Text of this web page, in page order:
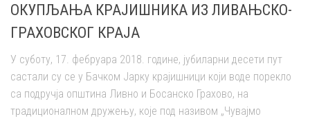
ОКУПЉАЊА КРАЈИШНИКА ИЗ ЛИВАЊСКО-
ГРАХОВСКОГ КРАЈА
У суботу, 17. фебруара 2018. године, јубиларни десети пут
састали су се у Бачком Јарку крајишници који воде порекло
са подручја општина Ливно и Босанско Грахово, на
традиционалном дружењу, које под називом „Чувајмо